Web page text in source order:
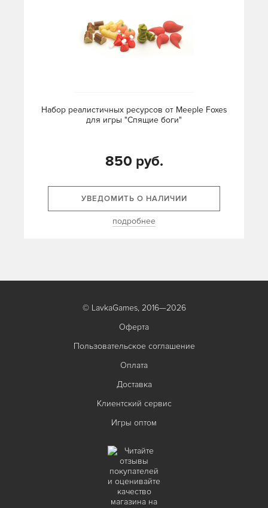
Набор реалистичных ресурсов от Meeple Foxes
для игры "Спящие боги"
850 руб.
УВЕДОМИТЬ О НАЛИЧИИ
подробнее
© LavkaGames, 2016—2026
Оферта
Пользовательское соглашение
Оплата
Доставка
Клиентский сервис
Игры оптом